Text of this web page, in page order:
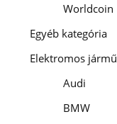
Worldcoin
Egyéb kategória
Elektromos jármű
Audi
BMW